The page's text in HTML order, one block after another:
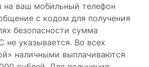
на ваш мобильный телефон
с кодом для получения
безопасности сумма
указывается. Во всех
наличными выплачиваются